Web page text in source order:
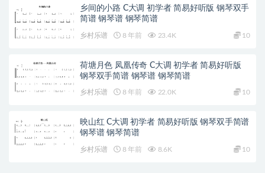
乡间的小路 C大调 初学者 简易好听版 钢琴双手
简谱 钢琴谱 钢琴简谱
乡村乐谱 8 年前 23.4K 10
荷塘月色 凤凰传奇 C大调 初学者 简易好听版
钢琴双手简谱 钢琴谱 钢琴简谱
乡村乐谱 8 年前 22.0K 10
映山红 C大调 初学者 简易好听版 钢琴双手简谱
钢琴谱 钢琴简谱
乡村乐谱 8 年前 8.6K 10